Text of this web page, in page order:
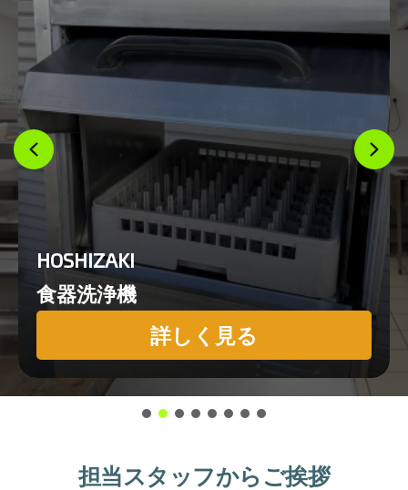
HOSHIZAKI
食器洗浄機
詳しく見る
担当スタッフからご挨拶